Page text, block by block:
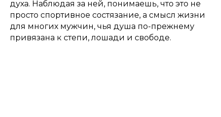
духа. Наблюдая за ней, понимаешь, что это не
просто спортивное состязание, а смысл жизни
для многих мужчин, чья душа по-прежнему
привязана к степи, лошади и свободе.